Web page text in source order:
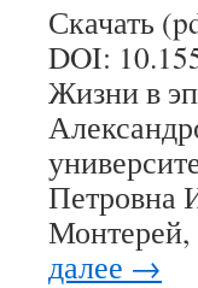
Скачать
DOI:
Жизни в
Петровна
далее →